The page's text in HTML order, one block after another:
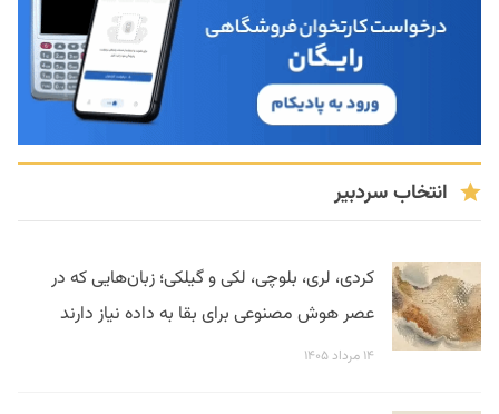
انتخاب سردبیر
کردی، لری، بلوچی، لکی و گیلکی؛ زبان‌هایی که در
عصر هوش مصنوعی برای بقا به داده نیاز دارند
۱۴ مرداد ۱۴۰۵